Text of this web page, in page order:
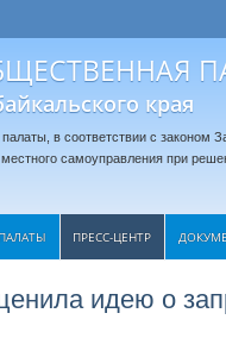
края
в соответствии с законом
местного самоуправления при
ПРЕСС-ЦЕНТР
идею о